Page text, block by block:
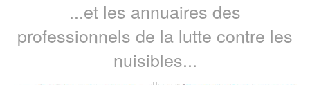
...et les annuaires des
professionnels de la lutte contre les
nuisibles...